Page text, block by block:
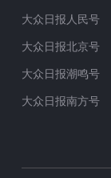
大众日报人民号
大众日报北京号
大众日报潮鸣号
大众日报南方号